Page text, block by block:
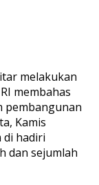
melakukan
membahas
pembangunan
Kamis
di hadiri
dan sejumlah